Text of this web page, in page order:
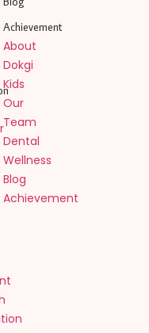
Achievement
About
Dokgi
Kids
Our
Team
Dental
Wellness
Blog
Achievement